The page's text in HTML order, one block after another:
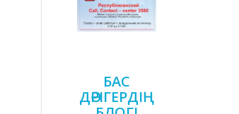
БАС
ДӘРІГЕРДІҢ